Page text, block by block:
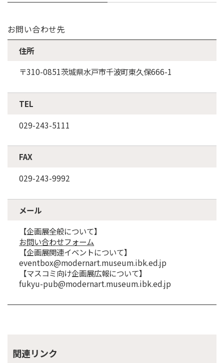
お問い合わせ先
住所
〒310-0851茨城県水戸市千波町東久保666-1
TEL
029-243-5111
FAX
029-243-9992
メール
【企画展全般について】
お問い合わせフォーム
【企画展関連イベントについて】
eventbox@modernart.museum.ibk.ed.jp
【マスコミ向け企画展広報について】
fukyu-pub@modernart.museum.ibk.ed.jp
関連リンク